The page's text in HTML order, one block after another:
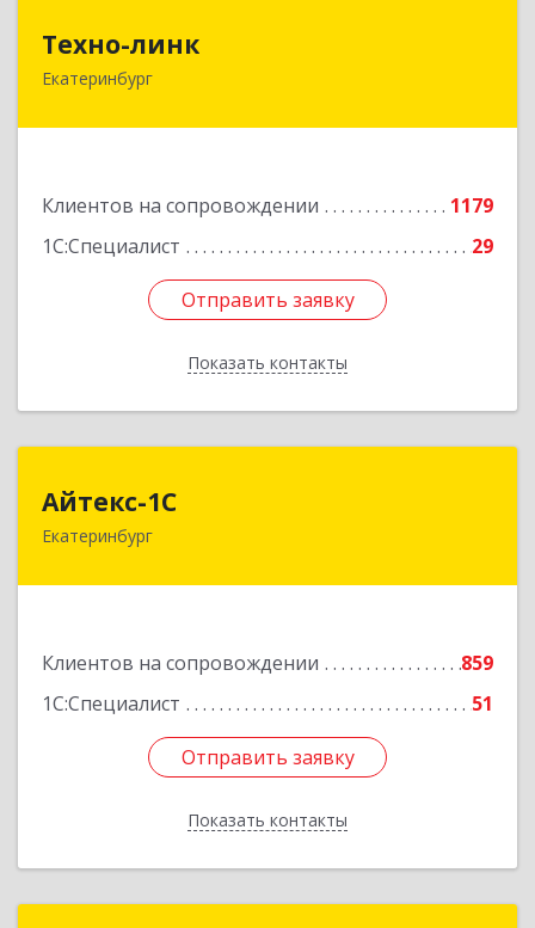
Техно-линк
Екатеринбург
Клиентов на сопровождении
1179
1С:Специалист
29
Отправить заявку
Показать контакты
620000, Свердловская обл, Екатеринбург г,
Отправить заявку
Назад
Айтекс-1С
Екатеринбург
Клиентов на сопровождении
859
1С:Специалист
51
Отправить заявку
Показать контакты
620041, Свердловская обл, Екатеринбург г,
Отправить заявку
Назад